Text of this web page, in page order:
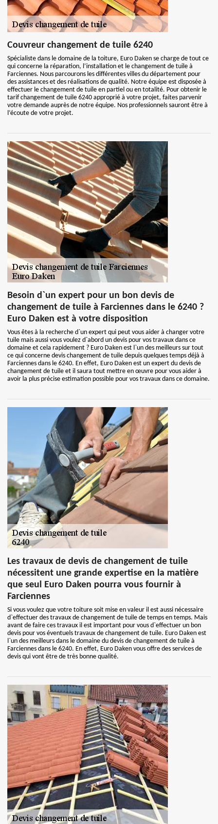
Couvreur changement de tuile 6240
Spécialiste dans le domaine de la toiture, Euro Daken se charge de tout ce
qui concerne la réparation, l’installation et le changement de tuile à
Farciennes. Nous parcourons les différentes villes du département pour
des assistances et des réalisations de qualité. Notre équipe est disposée à
effectuer le changement de tuile en partiel ou en totalité. Pour obtenir le
tarif changement de tuile 6240 approprié à votre projet, faites parvenir
votre demande auprès de notre équipe. Nos professionnels sauront être à
l’écoute de votre projet.
Besoin d`un expert pour un bon devis de
changement de tuile à Farciennes dans le 6240 ?
Euro Daken est à votre disposition
Vous êtes à la recherche d`un expert qui peut vous aider à changer votre
tuile mais aussi vous voulez d`abord un devis pour vos travaux dans ce
domaine et cela rapidement ? Euro Daken est l`un des meilleurs sur tout
ce qui concerne devis changement de tuile depuis quelques temps déjà à
Farciennes dans le 6240. En effet, Euro Daken est un expert du devis de
changement de tuile et il saura tout mettre en œuvre pour vous aider à
avoir la plus précise estimation possible pour vos travaux dans ce domaine.
Les travaux de devis de changement de tuile
nécessitent une grande expertise en la matière
que seul Euro Daken pourra vous fournir à
Farciennes
Si vous voulez que votre toiture soit mise en valeur il est aussi nécessaire
d`effectuer des travaux de changement de tuile de temps en temps. Mais
avant de faire ces travaux il est important pour vous d`effectuer un bon
devis pour vos éventuels travaux de changement de tuile. Euro Daken est
l`un des meilleurs dans le domaine du devis de changement de tuile à
Farciennes dans le 6240. En effet, Euro Daken vous offre des services de
devis qui vont être de très bonne qualité.